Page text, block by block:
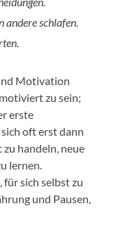
andere schlafen.
Motivation
zu sein;
erste
oft erst dann
handeln, neue
lernen.
sich selbst zu
und Pausen,